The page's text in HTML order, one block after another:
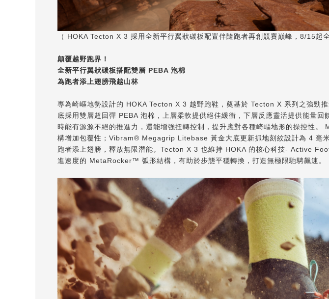
（ HOKA Tecton X 3 採用全新平行翼狀碳板配置伴隨跑者再創競賽巔峰，8/15起
顛覆越野跑界！
全新平行翼狀碳板搭配雙層 PEBA 泡棉
為跑者添上翅膀飛越山林
專為崎嶇地勢設計的 HOKA Tecton X 3 越野跑鞋，奠基於 Tecton X 系列之強勁
底採用雙層超回彈 PEBA 泡棉，上層柔軟提供絕佳緩衝，下層反應靈活提供能量
時能有源源不絕的推進力，還能增強扭轉控制，提升應對各種崎嶇地形的操控性
構增加包覆性；Vibram® Megagrip Litebase 黃金大底更新抓地刻紋設計為 4 毫
跑者添上翅膀，釋放無限潛能。Tecton X 3 也維持 HOKA 的核心科技- Active
進速度的 MetaRocker™ 弧形結構，有助於步態平穩轉換，打造無極限馳騁飆速。